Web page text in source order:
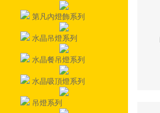
第凡內燈飾系列
水晶吊燈系列
水晶餐吊燈系列
水晶吸頂燈系列
吊燈系列